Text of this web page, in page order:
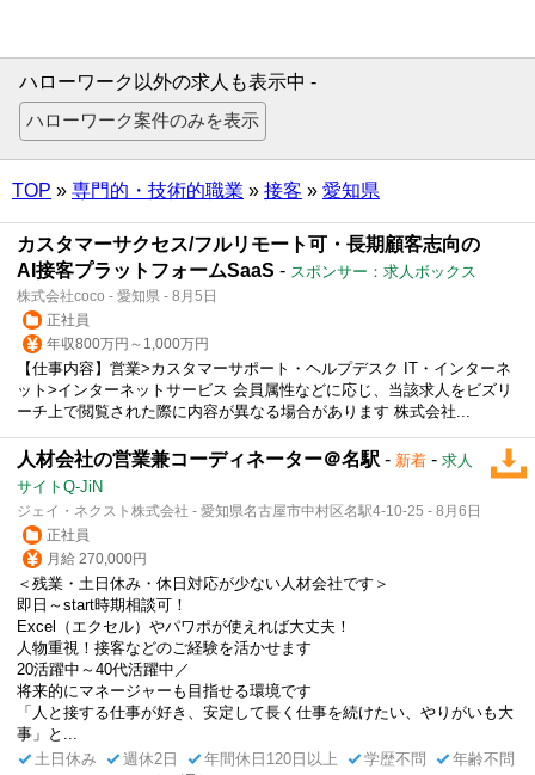
ハローワーク以外の求人も表示中 -
TOP » 専門的・技術的職業 » 接客 » 愛知県
カスタマーサクセス/フルリモート可・長期顧客志向の
AI接客プラットフォームSaaS - スポンサー：求人ボックス
株式会社coco - 愛知県 - 8月5日
正社員
年収800万円～1,000万円
【仕事内容】営業>カスタマーサポート・ヘルプデスク IT・インターネ
ット>インターネットサービス 会員属性などに応じ、当該求人をビズリ
ーチ上で閲覧された際に内容が異なる場合があります 株式会社...
人材会社の営業兼コーディネーター＠名駅 - 新着 - 求人
サイトQ-JiN
ジェイ・ネクスト株式会社 - 愛知県名古屋市中村区名駅4-10-25 - 8月6日
正社員
月給 270,000円
＜残業・土日休み・休日対応が少ない人材会社です＞
即日～start時期相談可！
Excel（エクセル）やパワポが使えれば大丈夫！
人物重視！接客などのご経験を活かせます
20活躍中～40代活躍中／
将来的にマネージャーも目指せる環境です
「人と接する仕事が好き、安定して長く仕事を続けたい、やりがいも大
事」と...
土日休み
週休2日 年間休日120日以上 学歴不問 年齢不問